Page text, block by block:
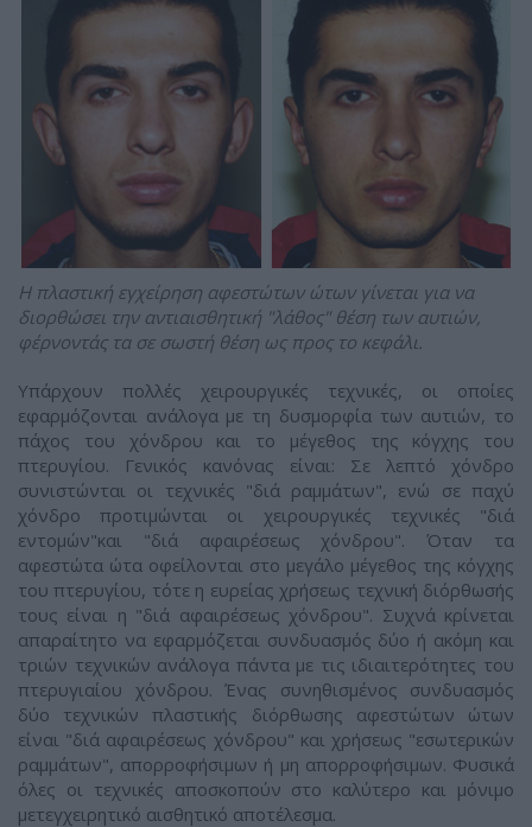
Η πλαστική εγχείρηση αφεστώτων ώτων γίνεται για να
διορθώσει την αντιαισθητική "λάθος" θέση των αυτιών,
φέρνοντάς τα σε σωστή θέση ως προς το κεφάλι.
Yπάρχουν πολλές χειρουργικές τεχνικές, οι οποίες
εφαρμόζονται ανάλογα με τη δυσμορφία των αυτιών, το
πάχος του χόνδρου και το μέγεθος της κόγχης του
πτερυγίου. Γενικός κανόνας είναι: Σε λεπτό χόνδρο
συνιστώνται οι τεχνικές "διά ραμμάτων", ενώ σε παχύ
χόνδρο προτιμώνται οι χειρουργικές τεχνικές "διά
εντομών"και "διά αφαιρέσεως χόνδρου". Όταν τα
αφεστώτα ώτα οφείλονται στο μεγάλο μέγεθος της κόγχης
του πτερυγίου, τότε η ευρείας χρήσεως τεχνική διόρθωσής
τους είναι η "διά αφαιρέσεως χόνδρου". Συχνά κρίνεται
απαραίτητο να εφαρμόζεται συνδυασμός δύο ή ακόμη και
τριών τεχνικών ανάλογα πάντα με τις ιδιαιτερότητες του
πτερυγιαίου χόνδρου. Ένας συνηθισμένος συνδυασμός
δύο τεχνικών πλαστικής διόρθωσης αφεστώτων ώτων
είναι "διά αφαιρέσεως χόνδρου" και χρήσεως "εσωτερικών
ραμμάτων", απορροφήσιμων ή μη απορροφήσιμων. Φυσικά
όλες οι τεχνικές αποσκοπούν στο καλύτερο και μόνιμο
μετεγχειρητικό αισθητικό αποτέλεσμα.